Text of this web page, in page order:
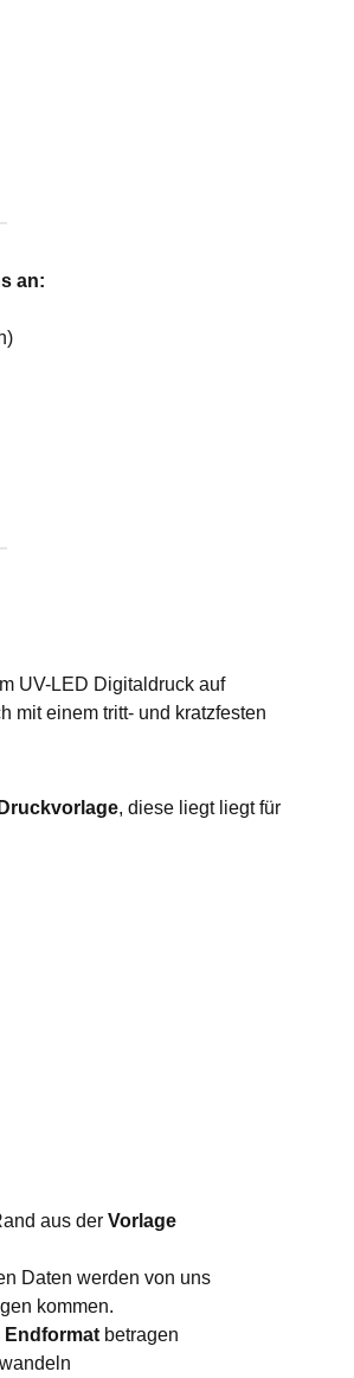
an:
UV-LED Digitaldruck auf
mit einem tritt- und kratzfesten
Druckvorlage, diese liegt liegt für
aus der Vorlage
Daten werden von uns
kommen.
Endformat betragen